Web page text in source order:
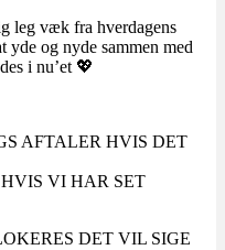
leg væk fra hverdagens
og nyde sammen med
i nu’et 💖
AFTALER HVIS DET
VI HAR SET
DET VIL SIGE